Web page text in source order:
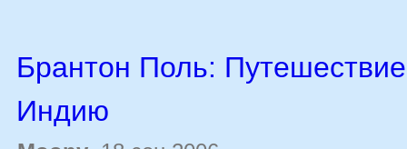
Брантон Поль:
Индию